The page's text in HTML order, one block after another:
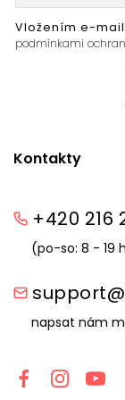
Kontakty
+420 216
(po-so: 8 - 19
napsat nám
Vložením e-
podmínkami